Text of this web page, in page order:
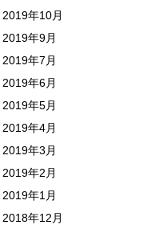
2019年10月
2019年9月
2019年7月
2019年6月
2019年5月
2019年4月
2019年3月
2019年2月
2019年1月
2018年12月